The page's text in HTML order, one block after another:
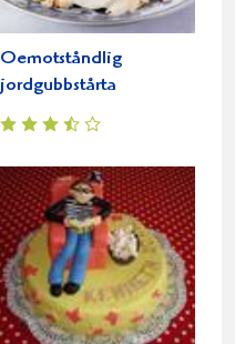
Oemotståndlig
jordgubbstårta